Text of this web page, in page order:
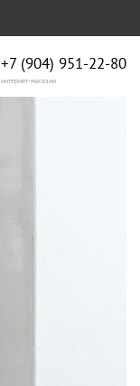
+7 (904) 951‑22‑80
интернет-магазин